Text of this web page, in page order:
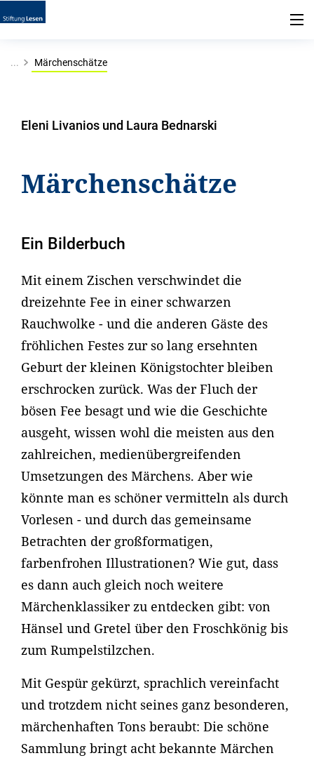
... Märchenschätze
Eleni Livanios und Laura Bednarski
Märchenschätze
Ein Bilderbuch
Mit einem Zischen verschwindet die
dreizehnte Fee in einer schwarzen
Rauchwolke - und die anderen Gäste des
fröhlichen Festes zur so lang ersehnten
Geburt der kleinen Königstochter bleiben
erschrocken zurück. Was der Fluch der
bösen Fee besagt und wie die Geschichte
ausgeht, wissen wohl die meisten aus den
zahlreichen, medienübergreifenden
Umsetzungen des Märchens. Aber wie
könnte man es schöner vermitteln als durch
Vorlesen - und durch das gemeinsame
Betrachten der großformatigen,
farbenfrohen Illustrationen? Wie gut, dass
es dann auch gleich noch weitere
Märchenklassiker zu entdecken gibt: von
Hänsel und Gretel über den Froschkönig bis
zum Rumpelstilzchen.
Mit Gespür gekürzt, sprachlich vereinfacht
und trotzdem nicht seines ganz besonderen,
märchenhaften Tons beraubt: Die schöne
Sammlung bringt acht bekannte Märchen